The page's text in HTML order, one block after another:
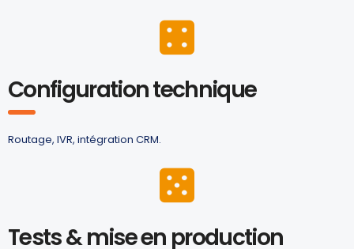
Configuration technique
Routage, IVR, intégration CRM.
Tests & mise en production